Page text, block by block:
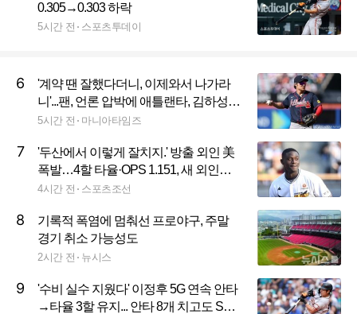
0.305→0.303 하락
5시간 전 스포츠투데이
6
'계약 땐 잘했다더니, 이제와서 나가라
니'...팬, 언론 압박에 애틀랜타, 김하성
방출하나?
5시간 전 마니아타임즈
7
'두산에서 이렇게 잘치지.' 방출 외인 美
폭발…4할 타율·OPS 1.151, 새 외인은
아직 0.229
4시간 전 스포츠조선
8
기록적 폭염에 멈춰선 프로야구, 주말
경기 취소 가능성도
2시간 전 뉴시스
9
'수비 실수 지웠다' 이정후 5G 연속 안타
→타율 3할 유지... 안타 8개 치고도 SF